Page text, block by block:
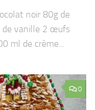
noir 80g de
de vanille 2 œufs
ml de crème...
0